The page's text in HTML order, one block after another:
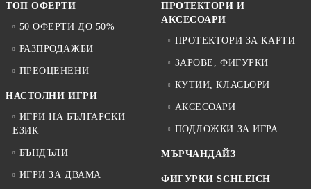
ТОП ОФЕРТИ
50 ОФЕРТИ ДО 50%
РАЗПРОДАЖБИ
ПРЕОЦЕНЕНИ
НАСТОЛНИ ИГРИ
ИГРИ НА БЪЛГАРСКИ
ЕЗИК
БЪНДЪЛИ
ИГРИ ЗА ДВАМА
ПРОТЕКТОРИ И
АКСЕСОАРИ
ПРОТЕКТОРИ ЗА КАРТИ
ЗАРОВЕ, ФИГУРКИ
КУТИИ, КЛАСЬОРИ
АКСЕСОАРИ
ПОДЛОЖКИ ЗА ИГРА
МЪРЧАНДАЙЗ
ФИГУРКИ SCHLEICH